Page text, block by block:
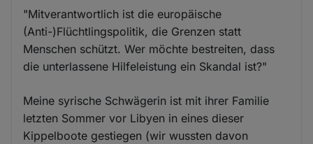
"Mitverantwortlich ist die europäische
(Anti-)Flüchtlingspolitik, die Grenzen statt
Menschen schützt. Wer möchte bestreiten, dass
die unterlassene Hilfeleistung ein Skandal ist?"
Meine syrische Schwägerin ist mit ihrer Familie
letzten Sommer vor Libyen in eines dieser
Kippelboote gestiegen (wir wussten davon